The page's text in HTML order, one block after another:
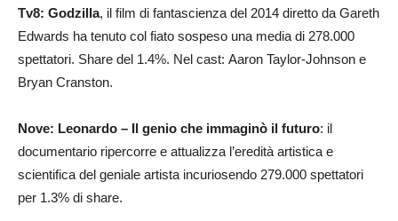
Tv8: Godzilla, il film di fantascienza del 2014 diretto da Gareth
Edwards ha tenuto col fiato sospeso una media di 278.000
spettatori. Share del 1.4%. Nel cast: Aaron Taylor-Johnson e
Bryan Cranston.
Nove: Leonardo – Il genio che immaginò il futuro: il
documentario ripercorre e attualizza l’eredità artistica e
scientifica del geniale artista incuriosendo 279.000 spettatori
per 1.3% di share.